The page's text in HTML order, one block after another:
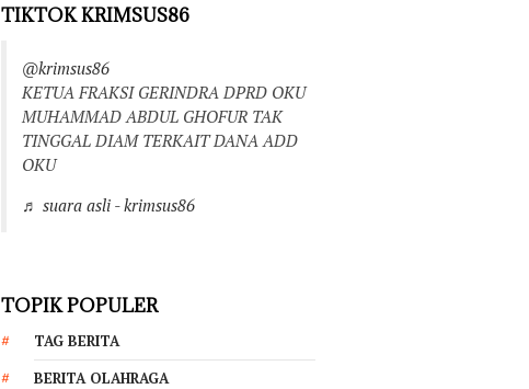
TIKTOK KRIMSUS86
@krimsus86
KETUA FRAKSI GERINDRA DPRD OKU
MUHAMMAD ABDUL GHOFUR TAK
TINGGAL DIAM TERKAIT DANA ADD
OKU
♬ suara asli - krimsus86
TOPIK POPULER
TAG BERITA
BERITA OLAHRAGA